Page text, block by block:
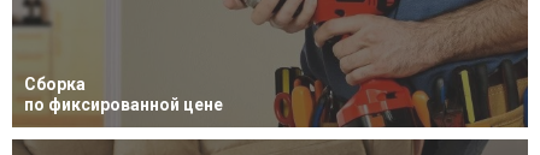
Сборка
по фиксированной цене